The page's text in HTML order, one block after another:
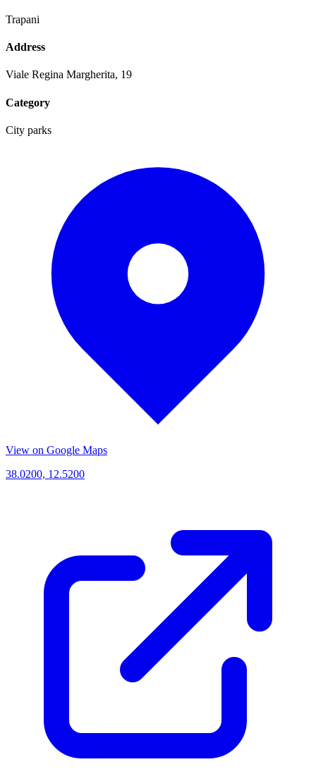
Trapani
Address
Viale Regina Margherita, 19
Category
City parks
View on Google Maps
38.0200, 12.5200